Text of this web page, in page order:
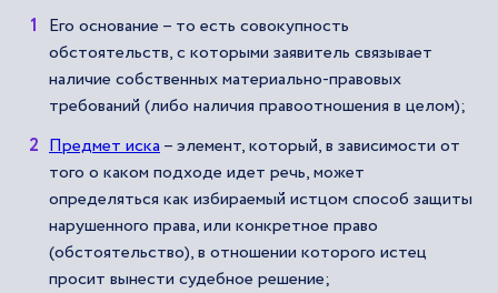
Его основание – то есть совокупность
обстоятельств, с которыми заявитель связывает
наличие собственных материально-правовых
требований (либо наличия правоотношения в целом);
Предмет иска– элемент, который, в зависимости от
того о каком подходе идет речь, может
определяться как избираемый истцом способ защиты
нарушенного права, или конкретное право
(обстоятельство), в отношении которого истец
просит вынести судебное решение;